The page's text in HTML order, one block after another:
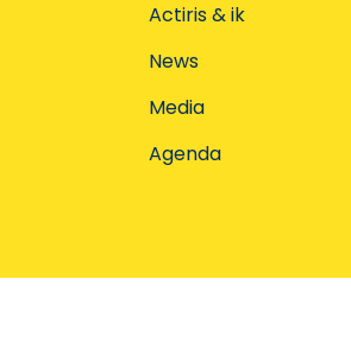
Actiris & ik
News
Media
Agenda